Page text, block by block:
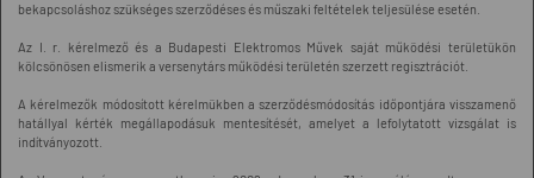
bekapcsoláshoz szükséges szerződéses és műszaki feltételek teljesülése esetén.
Az I. r. kérelmező és a Budapesti Elektromos Művek saját működési területükön
kölcsönösen elismerik a versenytárs működési területén szerzett regisztrációt.
A kérelmezők módosított kérelmükben a szerződésmódosítás időpontjára visszamenő
hatállyal kérték megállapodásuk mentesítését, amelyet a lefolytatott vizsgálat is
indítványozott.